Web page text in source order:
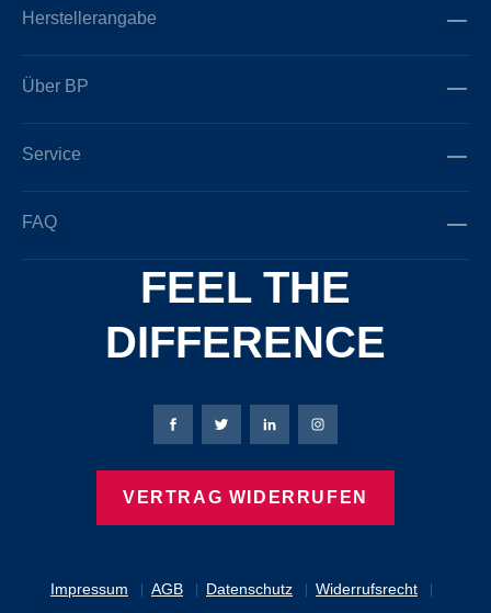
Herstellerangabe
Über BP
Service
FAQ
FEEL THE
DIFFERENCE
Impressum AGB Datenschutz Widerrufsrecht
Bierbaum-Proenen Facebook-Seite
Bierbaum-Proenen Twitter Seite
Bierbaum-Proenen LinkedIn
Bierbaum-Proenen
VERTRAG WIDERRUFEN